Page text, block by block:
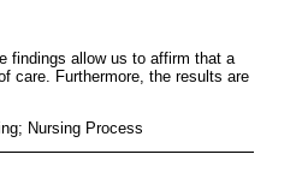
findings allow us to affirm that a
care. Furthermore, the results are
Nursing Process